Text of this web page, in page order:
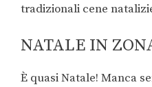
tradizionali cene
NATALE IN
È quasi Natale! Manca